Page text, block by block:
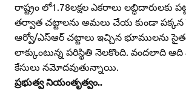
రాష్ట్రం లో1.78లక్షల ఎకరాలు లబ్ధిదారులకు
తర్వాత చట్టాలను అమలు చేయ కుండా పక్కన
ఆర్వో/ఎస్‌ఆర్‌ చట్టాలు ఇచ్చిన భూములను సైతం
లాక్కుంటున్న పరిస్థితి నెలకొంది. వందలాది
కేసులు నమోదవుతున్నాయి.
ప్రభుత్వ నియంతృత్వం..